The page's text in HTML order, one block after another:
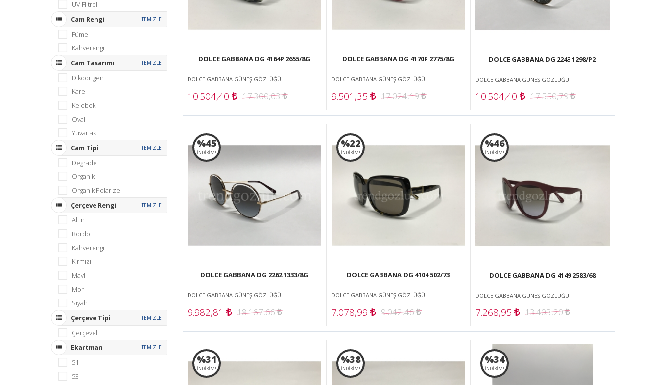
UV Filtreli
Cam Rengi
TEMİZLE
Füme
Kahverengi
Cam Tasarımı
TEMİZLE
Dikdörtgen
Kare
Kelebek
Oval
Yuvarlak
Cam Tipi
TEMİZLE
Degrade
Organik
Organik Polarize
Çerçeve Rengi
TEMİZLE
Altın
Bordo
Kahverengi
Kırmızı
Mavi
Mor
Siyah
Çerçeve Tipi
TEMİZLE
Çerçeveli
Ekartman
TEMİZLE
51
53
DOLCE GABBANA DG 4164P 2655/8G
DOLCE GABBANA GÜNEŞ GÖZLÜĞÜ
10.504,40 17.300,03
DOLCE GABBANA DG 4170P 2775/8G
DOLCE GABBANA GÜNEŞ GÖZLÜĞÜ
9.501,35 17.024,19
DOLCE GABBANA DG 2243 1298/P2
DOLCE GABBANA GÜNEŞ GÖZLÜĞÜ
10.504,40 17.550,79
%45
İNDİRİM!
DOLCE GABBANA DG 2262 1333/8G
DOLCE GABBANA GÜNEŞ GÖZLÜĞÜ
9.982,81 18.167,66
%22
İNDİRİM!
DOLCE GABBANA DG 4104 502/73
DOLCE GABBANA GÜNEŞ GÖZLÜĞÜ
7.078,99 9.042,46
%46
İNDİRİM!
DOLCE GABBANA DG 4149 2583/68
DOLCE GABBANA GÜNEŞ GÖZLÜĞÜ
7.268,95 13.403,20
%31
İNDİRİM!
%38
İNDİRİM!
%34
İNDİRİM!